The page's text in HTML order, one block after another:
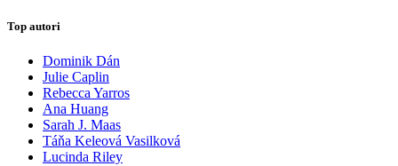
Top autori
Dominik Dán
Julie Caplin
Rebecca Yarros
Ana Huang
Sarah J. Maas
Táňa Keleová Vasilková
Lucinda Riley